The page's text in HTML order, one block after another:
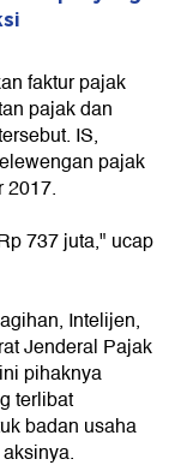
faktur pajak
pajak dan
IS,
pajak
2017.
737 juta," ucap
Intelijen,
Jenderal Pajak
pihaknya
terlibat
badan usaha